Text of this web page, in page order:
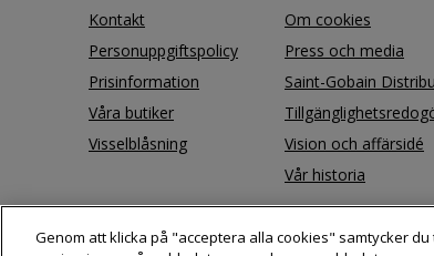
Kontakt
Personuppgiftspolicy
Prisinformation
Våra butiker
Visselblåsning
Om cookies
Press och media
Saint-Gobain
Vision och affärsidé
Vår historia
Genom att klicka på "acceptera alla cookies" samtycker